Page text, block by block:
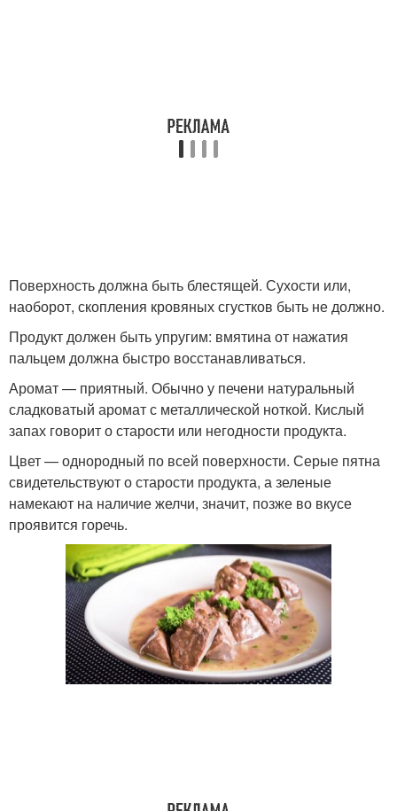
Поверхность должна быть блестящей. Сухости или,
наоборот, скопления кровяных сгустков быть не должно.
Продукт должен быть упругим: вмятина от нажатия
пальцем должна быстро восстанавливаться.
Аромат — приятный. Обычно у печени натуральный
сладковатый аромат с металлической ноткой. Кислый
запах говорит о старости или негодности продукта.
Цвет — однородный по всей поверхности. Серые пятна
свидетельствуют о старости продукта, а зеленые
намекают на наличие желчи, значит, позже во вкусе
проявится горечь.